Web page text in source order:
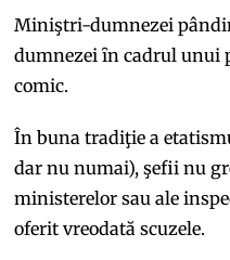
Miniştri-dumnezei
dumnezei ȋn cadrul unui
comic.
În buna tradiţie a
dar nu numai), şefii nu
ministerelor sau ale
oferit vreodată scuzele.